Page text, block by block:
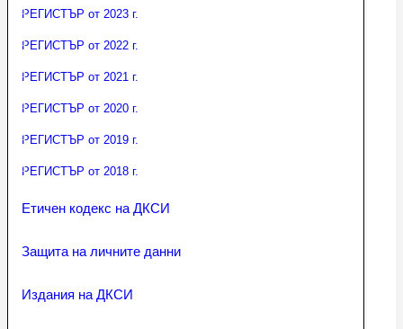
РЕГИСТЪР от 2023 г.
РЕГИСТЪР от 2022 г.
РЕГИСТЪР от 2021 г.
РЕГИСТЪР от 2020 г.
РЕГИСТЪР от 2019 г.
РЕГИСТЪР от 2018 г.
Етичен кодекс на ДКСИ
Защита на личните данни
Издания на ДКСИ